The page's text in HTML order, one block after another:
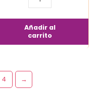
Añadir al
carrito
4 →